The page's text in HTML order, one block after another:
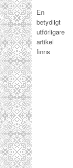
En
betydligt
utförligare
artikel
finns